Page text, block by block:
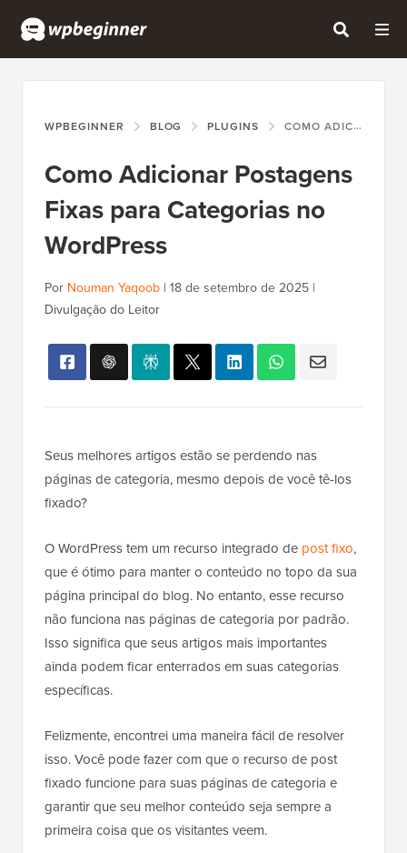
WPBEGINNER BLOG PLUGINS COMO ADICIONAR POSTAGENS FIXAS PARA CATEGORIAS NO WORDPRESS
Como Adicionar Postagens
Fixas para Categorias no
WordPress
Por Nouman Yaqoob | 18 de setembro de 2025 |
Divulgação do Leitor
Seus melhores artigos estão se perdendo nas
páginas de categoria, mesmo depois de você tê-los
fixado?
O WordPress tem um recurso integrado de post fixo,
que é ótimo para manter o conteúdo no topo da sua
página principal do blog. No entanto, esse recurso
não funciona nas páginas de categoria por padrão.
Isso significa que seus artigos mais importantes
ainda podem ficar enterrados em suas categorias
específicas.
Felizmente, encontrei uma maneira fácil de resolver
isso. Você pode fazer com que o recurso de post
fixado funcione para suas páginas de categoria e
garantir que seu melhor conteúdo seja sempre a
primeira coisa que os visitantes veem.